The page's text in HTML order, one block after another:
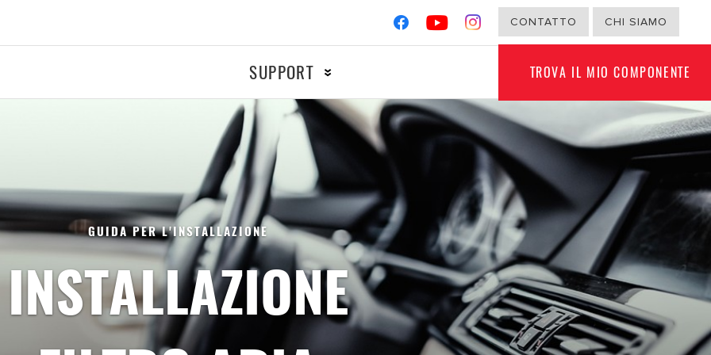
CONTATTO CHI SIAMO
MOTO RACING NON PER VEICOLI
SUPPORT
Accensione
Frenante
Filtri
TROVA IL MIO COMPONENTE
GUIDA PER L'INSTALLAZIONE
INSTALLAZIONE